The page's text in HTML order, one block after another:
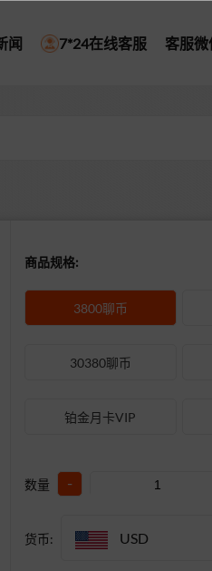
闻 7*24在线客服 客服微
商品规格:
3800聊币
30380聊币
铂金月卡VIP
数量 -
货币: USD